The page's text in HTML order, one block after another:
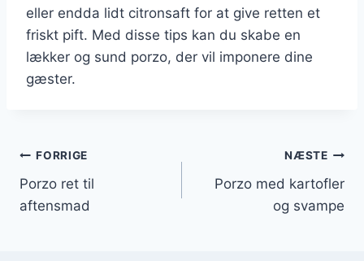
eller endda lidt citronsaft for at give retten et
friskt pift. Med disse tips kan du skabe en
lækker og sund porzo, der vil imponere dine
gæster.
Indlægsnavigation
FORRIGE
Porzo ret til
aftensmad
NÆSTE
Porzo med kartofler
og svampe